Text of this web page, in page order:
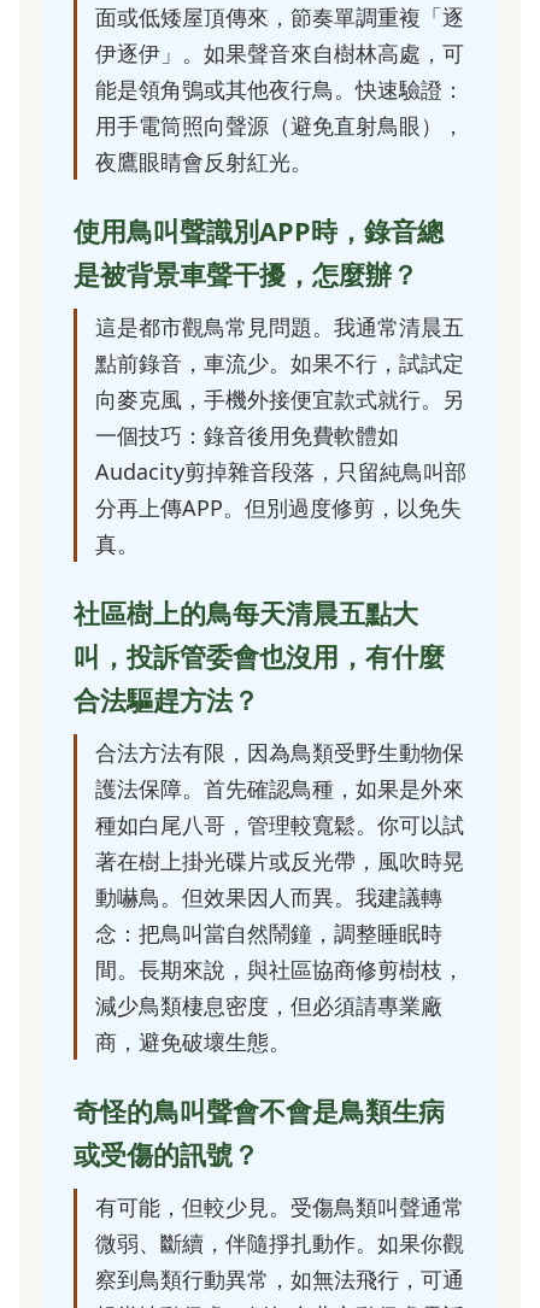
面或低矮屋頂傳來，節奏單調重複「逐
伊逐伊」。如果聲音來自樹林高處，可
能是領角鴞或其他夜行鳥。快速驗證：
用手電筒照向聲源（避免直射鳥眼），
夜鷹眼睛會反射紅光。
使用鳥叫聲識別APP時，錄音總
是被背景車聲干擾，怎麼辦？
這是都市觀鳥常見問題。我通常清晨五
點前錄音，車流少。如果不行，試試定
向麥克風，手機外接便宜款式就行。另
一個技巧：錄音後用免費軟體如
Audacity剪掉雜音段落，只留純鳥叫部
分再上傳APP。但別過度修剪，以免失
真。
社區樹上的鳥每天清晨五點大
叫，投訴管委會也沒用，有什麼
合法驅趕方法？
合法方法有限，因為鳥類受野生動物保
護法保障。首先確認鳥種，如果是外來
種如白尾八哥，管理較寬鬆。你可以試
著在樹上掛光碟片或反光帶，風吹時晃
動嚇鳥。但效果因人而異。我建議轉
念：把鳥叫當自然鬧鐘，調整睡眠時
間。長期來說，與社區協商修剪樹枝，
減少鳥類棲息密度，但必須請專業廠
商，避免破壞生態。
奇怪的鳥叫聲會不會是鳥類生病
或受傷的訊號？
有可能，但較少見。受傷鳥類叫聲通常
微弱、斷續，伴隨掙扎動作。如果你觀
察到鳥類行動異常，如無法飛行，可通